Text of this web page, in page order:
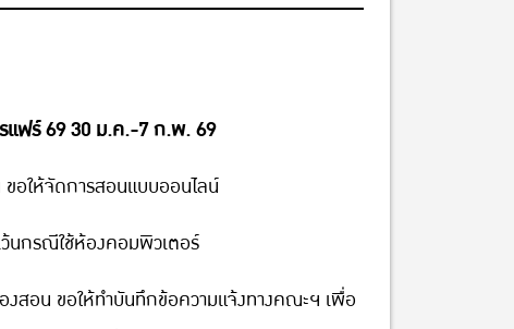
แฟร์ 69 30 ม.ค.-7 ก.พ. 69
อให้จัดการสอนแบบออนไลน์
นกรณีใช้ห้องคอมพิวเตอร์
งสอน ขอให้ทำบันทึกข้อความแจ้งทางคณะฯ เพื่อ